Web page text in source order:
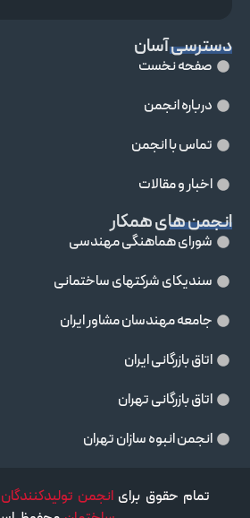
دسترسی آسان
صفحه نخست
درباره انجمن
تماس با انجمن
اخبار و مقالات
انجمن های همکار
شورای هماهنگی مهندسی
سندیکای شرکتهای ساختمانی
جامعه مهندسان مشاور ايران
اتاق بازرگانی ایران
اتاق بازرگانی تهران
انجمن انبوه سازان تهران
تمام حقوق برای انجمن